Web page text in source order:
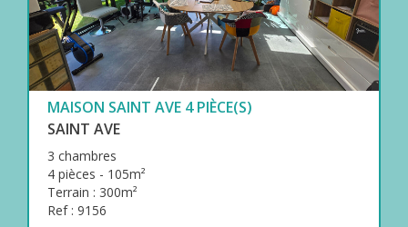
MAISON SAINT AVE 4 PIÈCE(S)
SAINT AVE
3 chambres
4 pièces - 105m²
Terrain : 300m²
Ref : 9156